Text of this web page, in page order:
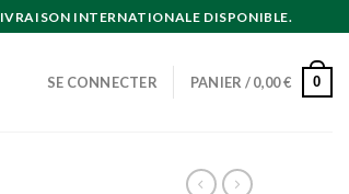
INTERNATIONALE DISPONIBLE.
SE CONNECTER PANIER /0,00€ 0